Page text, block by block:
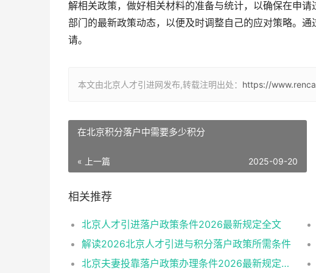
解相关政策，做好相关材料的准备与统计，以确保在申
部门的最新政策动态，以便及时调整自己的应对策略。
请。
本文由北京人才引进网发布,转载注明出处： https://
在北京积分落户中需要多少积分
« 上一篇 2025-09-20
相关推荐
北京人才引进落户政策条件2026最新规定全文
解读2026北京人才引进与积分落户政策所需条件
北京夫妻投靠落户政策办理条件2026最新规定消息